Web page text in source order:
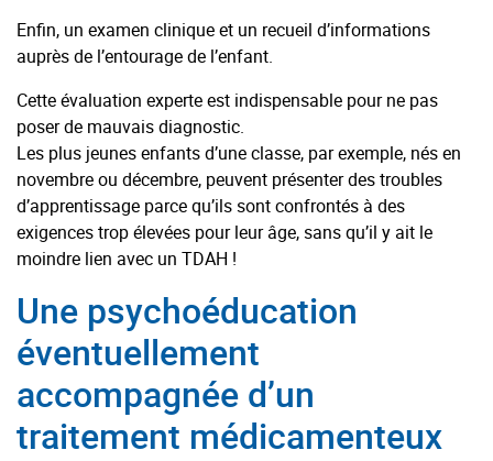
Enfin, un examen clinique et un recueil d’informations
auprès de l’entourage de l’enfant.
Cette évaluation experte est indispensable pour ne pas
poser de mauvais diagnostic.
Les plus jeunes enfants d’une classe, par exemple, nés en
novembre ou décembre, peuvent présenter des troubles
d’apprentissage parce qu’ils sont confrontés à des
exigences trop élevées pour leur âge, sans qu’il y ait le
moindre lien avec un TDAH !
Une psychoéducation
éventuellement
accompagnée d’un
traitement médicamenteux